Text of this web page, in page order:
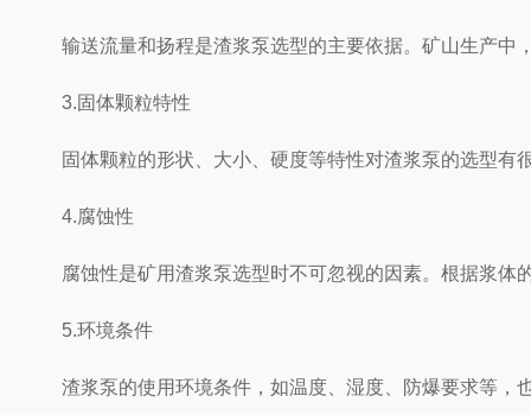
输送流量和扬程是渣浆泵选型的主要依据。矿山生产中
3.固体颗粒特性
固体颗粒的形状、大小、硬度等特性对渣浆泵的选型有
4.腐蚀性
腐蚀性是矿用渣浆泵选型时不可忽视的因素。根据浆体
5.环境条件
渣浆泵的使用环境条件，如温度、湿度、防爆要求等，